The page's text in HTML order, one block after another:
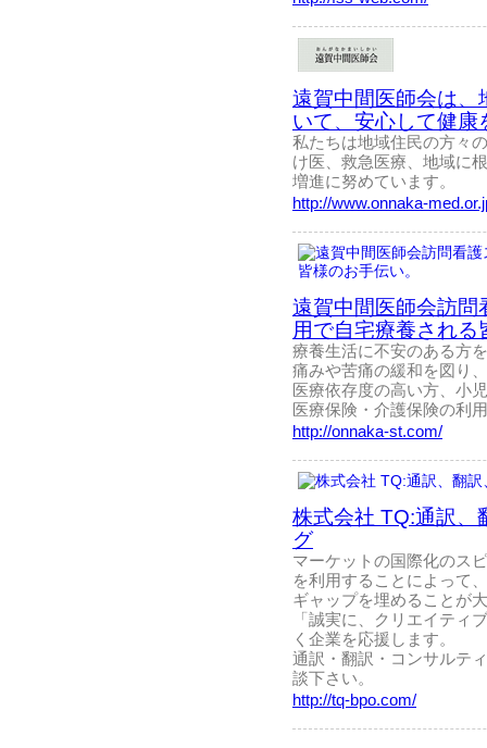
遠賀中間医師会は、
いて、安心して健
私たちは地域住民の方々
け医、救急医療、地域に
増進に努めています。
http://www.onnaka-
遠賀中間医師会訪問
用で自宅療養される
療養生活に不安のある方
痛みや苦痛の緩和を図り
医療依存度の高い方、小
医療保険・介護保険の利
http://onnaka-st.com/
株式会社 TQ:通訳、
グ
マーケットの国際化のス
を利用することによって
ギャップを埋めることが
「誠実に、クリエイティ
く企業を応援します。
通訳・翻訳・コンサルテ
談下さい。
http://tq-bpo.com/